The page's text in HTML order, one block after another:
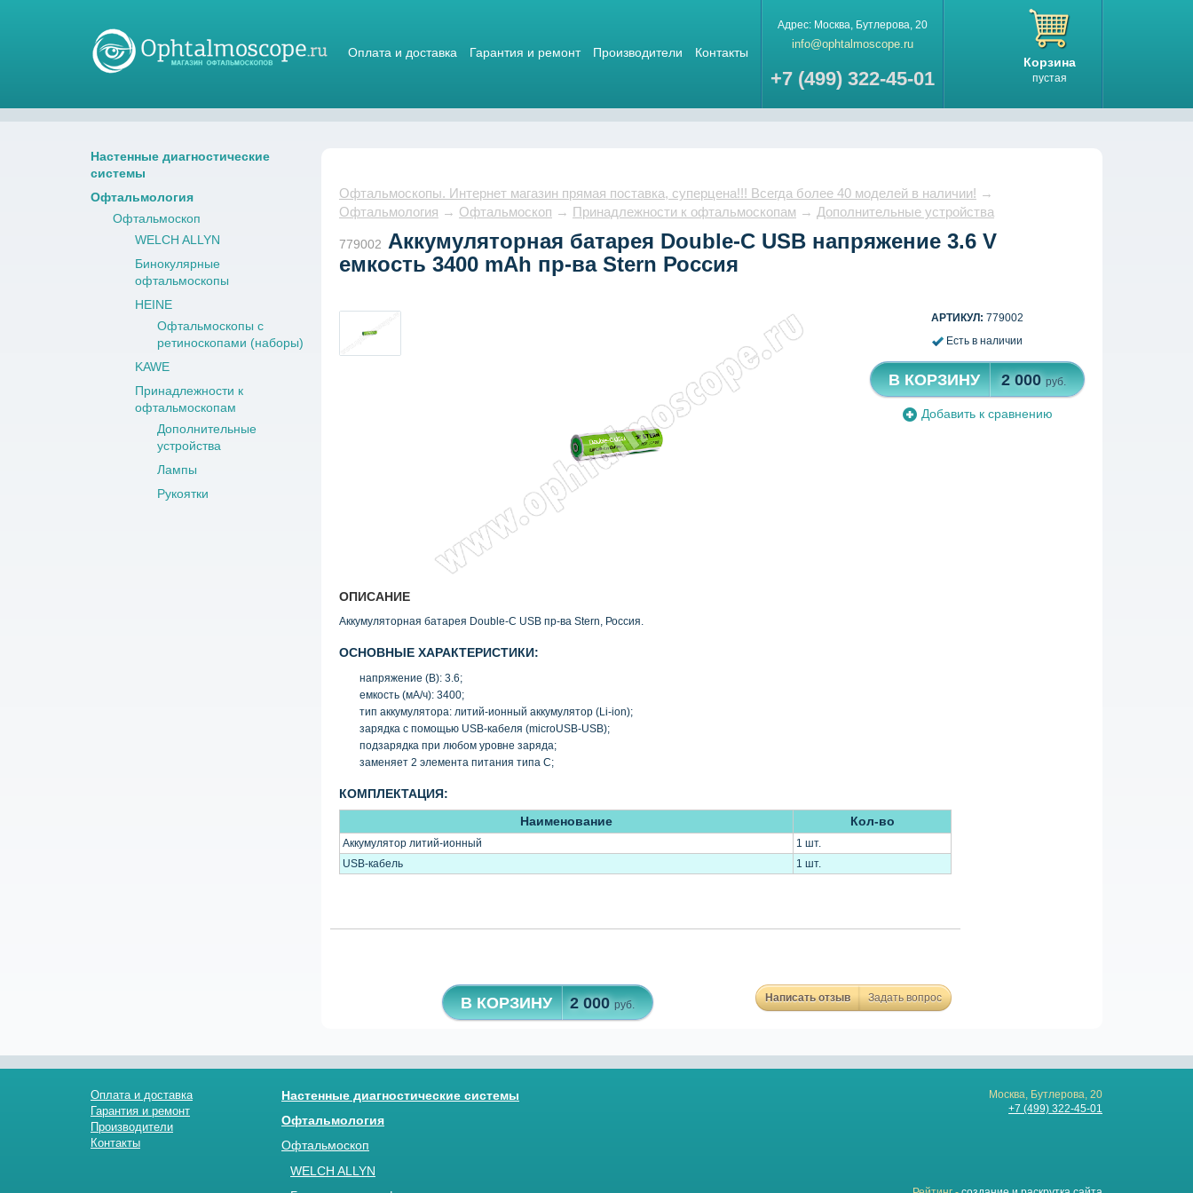
Оплата и доставка Гарантия и ремонт Производители Контакты
Адрес: Москва, Бутлерова, 20
info@ophtalmoscope.ru
+7 (499) 322-45-01
Корзина
пустая
Настенные диагностические
системы
Офтальмология
Офтальмоскоп
WELCH ALLYN
Бинокулярные
офтальмоскопы
HEINE
Офтальмоскопы с
ретиноскопами (наборы)
KAWE
Принадлежности к
офтальмоскопам
Дополнительные
устройства
Лампы
Рукоятки
Офтальмоскопы. Интернет магазин прямая поставка, суперцена!!! Всегда более 40 моделей в наличии! →
Офтальмология → Офтальмоскоп → Принадлежности к офтальмоскопам → Дополнительные устройства
779002 Аккумуляторная батарея Double-C USB напряжение 3.6 V
емкость 3400 mAh пр-ва Stern Россия
АРТИКУЛ: 779002
Есть в наличии
В КОРЗИНУ 2 000руб.
Добавить к сравнению
ОПИСАНИЕ
Аккумуляторная батарея Double-C USB пр-ва Stern, Россия.
ОСНОВНЫЕ ХАРАКТЕРИСТИКИ:
напряжение (В): 3.6;
емкость (мА/ч): 3400;
тип аккумулятора: литий-ионный аккумулятор (Li-ion);
зарядка с помощью USB-кабеля (microUSB-USB);
подзарядка при любом уровне заряда;
заменяет 2 элемента питания типа C;
КОМПЛЕКТАЦИЯ:
Наименование
Кол-во
Аккумулятор литий-ионный
1 шт.
USB-кабель
1 шт.
Написать отзыв Задать вопрос
В КОРЗИНУ 2 000руб.
Оплата и доставка
Гарантия и ремонт
Производители
Контакты
Настенные диагностические системы
Офтальмология
Офтальмоскоп
WELCH ALLYN
Москва, Бутлерова, 20
+7 (499) 322-45-01